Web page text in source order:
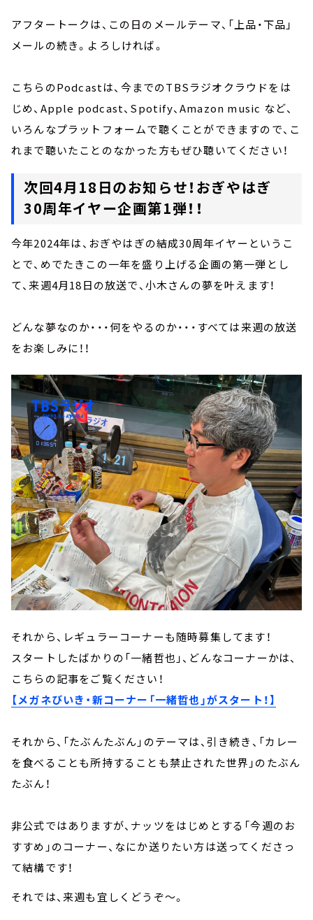
アフタートークは、この日のメールテーマ、「上品・下品」
メールの続き。よろしければ。
こちらのPodcastは、今までのTBSラジオクラウドをは
じめ、Apple podcast、Spotify、Amazon music など、
いろんなプラットフォームで聴くことができますので、こ
れまで聴いたことのなかった方もぜひ聴いてください！
次回4月18日のお知らせ！おぎやはぎ
30周年イヤー企画第1弾！！
今年2024年は、おぎやはぎの結成30周年イヤーというこ
とで、めでたきこの一年を盛り上げる企画の第一弾とし
て、来週4月18日の放送で、小木さんの夢を叶えます！
どんな夢なのか・・・何をやるのか・・・すべては来週の放送
をお楽しみに！！
それから、レギュラーコーナーも随時募集してます！
スタートしたばかりの「一緒哲也」、どんなコーナーかは、
こちらの記事をご覧ください！
【メガネびいき・新コーナー「一緒哲也」がスタート！】
それから、「たぶんたぶん」のテーマは、引き続き、「カレー
を食べることも所持することも禁止された世界」のたぶん
たぶん！
非公式ではありますが、ナッツをはじめとする 「今週のお
すすめ」のコーナー、なにか送りたい方は送ってくださっ
て結構です！
それでは、来週も宜しくどうぞ～。